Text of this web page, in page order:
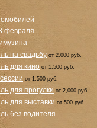
февраля
на свадьбу от 2,000 руб.
для кино от 1,500 руб.
от 1,500 руб.
для прогулки от 2,000 руб.
для выставки от 500 руб.
без водителя